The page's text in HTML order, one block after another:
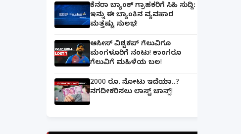
ಕೆನರಾ ಬ್ಯಾಂಕ್‌ ಗ್ರಾಹಕರಿಗೆ ಸಿಹಿ ಸುದ್ದಿ:
ಇನ್ನು ಈ ಬ್ಯಾಂಕಿನ ವ್ಯವಹಾರ
ಮತ್ತಷ್ಟು ಸುಲಭ!
ಆಸೀಸ್ ವಿಶ್ವಕಪ್ ಗೆಲುವಿಗೂ
ಮಂಗಳೂರಿಗೆ ನಂಟು! ಕಾಂಗರೂ
ಗೆಲುವಿಗೆ ಮಹಿಳೆಯ ಬಲ!
2000 ರೂ. ನೋಟು ಇದೆಯಾ..?
ನಗದೀಕರಿಸಲು ಲಾಸ್ಟ್‌ ಚಾನ್ಸ್‌!